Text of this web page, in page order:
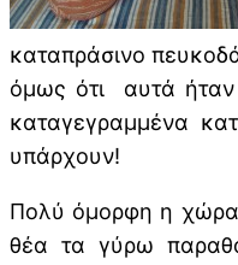
καταπράσινο
όμως ότι αυτά ήταν
καταγεγραμμένα
υπάρχουν!
Πολύ όμορφη η
θέα τα γύρω